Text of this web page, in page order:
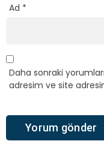
Ad *
Daha sonraki
adresim ve site